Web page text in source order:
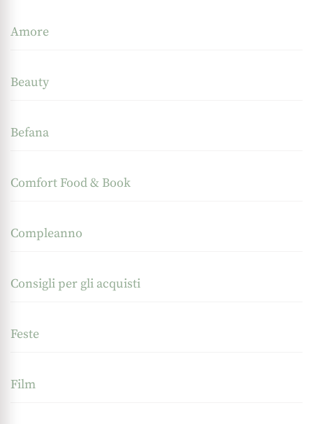
Amore
Beauty
Befana
Comfort Food & Book
Compleanno
Consigli per gli acquisti
Feste
Film